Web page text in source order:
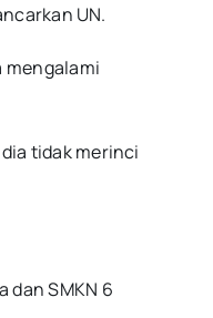
UN.
mengalami
tidak merinci
dan SMKN 6